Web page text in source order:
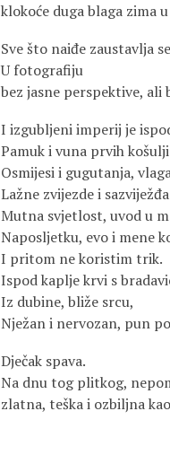
klokoće duga blaga zima
Sve što naiđe zaustavlja
U fotografiju
bez jasne perspektive, ali
I izgubljeni imperij je
Pamuk i vuna prvih
Osmijesi i gugutanja,
Lažne zvijezde i
Mutna svjetlost, uvod u
Naposljetku, evo i mene
I pritom ne koristim trik.
Ispod kaplje krvi s
Iz dubine, bliže srcu,
Nježan i nervozan, pun
Dječak spava.
Na dnu tog plitkog,
zlatna, teška i ozbiljna